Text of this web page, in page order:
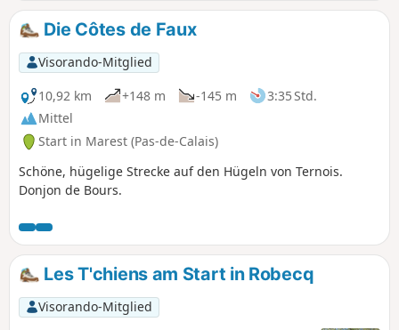
Die Côtes de Faux
Visorando-Mitglied
10,92 km
+148 m -145 m
3:35 Std.
Mittel
Start in Marest (Pas-de-Calais)
Schöne, hügelige Strecke auf den Hügeln von Ternois.
Donjon de Bours.
Les T'chiens am Start in Robecq
Visorando-Mitglied